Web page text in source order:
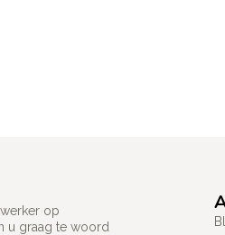
op
u graag te woord